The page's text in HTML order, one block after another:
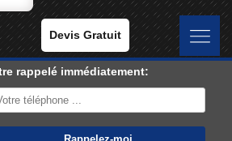
Devis Gratuit
rappelé immédiatement: